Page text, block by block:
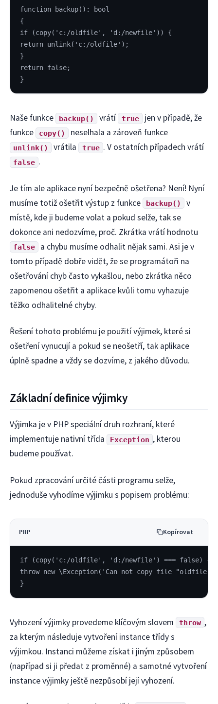
function backup(): bool
{
if (copy('c:/oldfile', 'd:/newfile')) {
return unlink('c:/oldfile');
}
return false;
}
Naše funkce backup() vrátí true
jen v případě, že
funkce
copy() neselhala a zároveň funkce
unlink() vrátila true . V ostatních případech vrátí
false .
Je tím ale aplikace nyní bezpečně ošetřena? Není! Nyní
musíme totiž ošetřit výstup z funkce
backup()
v
místě, kde ji budeme volat a pokud selže, tak se
dokonce ani nedozvíme, proč. Zkrátka vrátí hodnotu
false
a chybu musíme odhalit nějak sami. Asi je v
tomto případě dobře vidět, že se programátoři na
ošetřování chyb často vykašlou, nebo zkrátka něco
zapomenou ošetřit a aplikace kvůli tomu vyhazuje
těžko odhalitelné chyby.
Řešení tohoto problému je použití výjimek, které si
ošetření vynucují a pokud se neošetří, tak aplikace
úplně spadne a vždy se dozvíme, z jakého důvodu.
Základní definice výjimky
Výjimka je v PHP speciální druh rozhraní, které
implementuje nativní třída
Exception , kterou
budeme používat.
Pokud zpracování určité části programu selže,
jednoduše vyhodíme výjimku s popisem problému:
PHP Kopírovat
if (copy('c:/oldfile', 'd:/newfile') === false) {
throw new \Exception('Can not copy file
}
Vyhození výjimky provedeme klíčovým slovem throw ,
za kterým následuje vytvoření instance třídy s
výjimkou. Instanci můžeme získat i jiným způsobem
(napřípad si ji předat z proměnné) a samotné vytvoření
instance výjimky ještě nezpůsobí její vyhození.